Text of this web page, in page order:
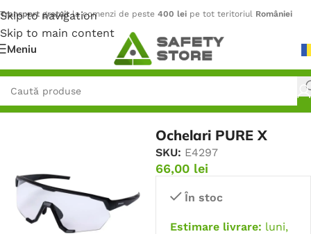
Skip to navigation
Skip to main content
Transport gratuitla comenzi de peste 400 lei pe tot teritoriul României
Meniu
Prima pagină/Protecție pentru ochi Ochelari de protecție
Ochelari PURE X
SKU: E4297
66,00 lei
În stoc
Estimare livrare: luni,